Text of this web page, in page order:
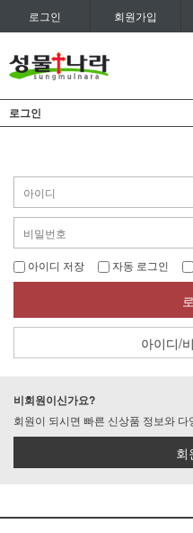
로그인 회원가입
로그인
아이디 저장 자동 로그인
아이디/
비회원이신가요?
회원이 되시면 빠른 신상품 정보와
회